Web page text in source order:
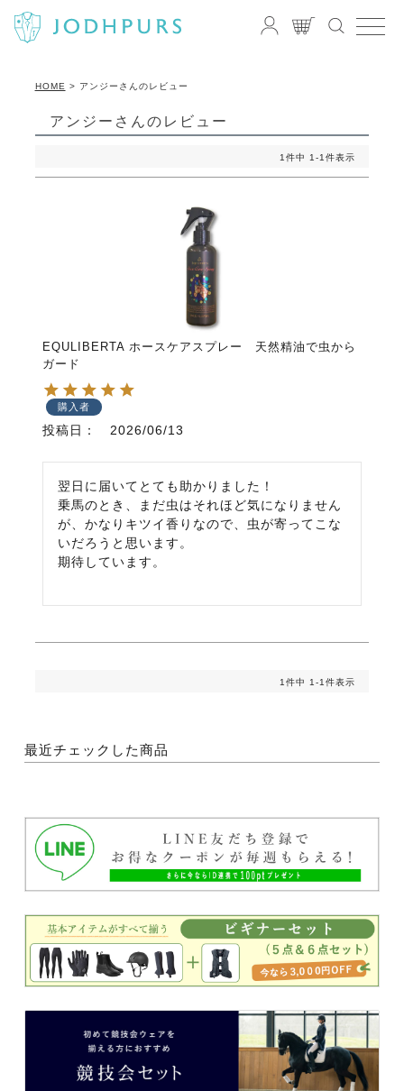
HOME アンジーさんのレビュー
アンジーさんのレビュー
1件中 1-1件表示
EQULIBERTA ホースケアスプレー 天然精油で虫から
ガード
購入者
投稿日 2026/06/13
翌日に届いてとても助かりました！
乗馬のとき、まだ虫はそれほど気になりません
が、かなりキツイ香りなので、虫が寄ってこな
いだろうと思います。
期待しています。
1件中 1-1件表示
最近チェックした商品